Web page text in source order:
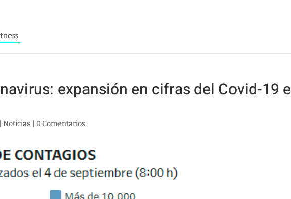
expansión en cifras del Covid-19
|Noticias 0 Comentarios